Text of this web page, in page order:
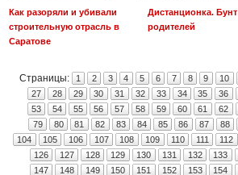
Как разоряли и убивали
строительную отрасль в
Саратове
Дистанционка. Бунт
родителей
Страницы: 1 2 3 4 5 6 7 8 9 10
27
28 29 30 31 32 33 34 35 36
53
54 55 56 57 58 59 60 61 62
79
80 81 82 83 84 85 86 87 88
104
105 106 107 108 109 110 111 112
126
127 128 129 130 131 132 133
147
148 149 150 151 152 153 154